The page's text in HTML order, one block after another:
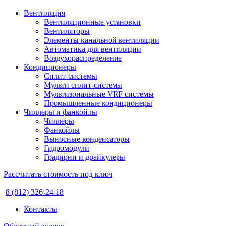
Вентиляция
Вентиляционные установки
Вентиляторы
Элементы канальной вентиляции
Автоматика для вентиляции
Воздухораспределение
Кондиционеры
Сплит-системы
Мульти сплит-системы
Мультизональные VRF системы
Промышленные кондиционеры
Чиллеры и фанкойлы
Чиллеры
Фанкойлы
Выносные конденсаторы
Гидромодули
Градирни и драйкулеры
Рассчитать стоимость под ключ
8 (812) 326-24-18
Контакты